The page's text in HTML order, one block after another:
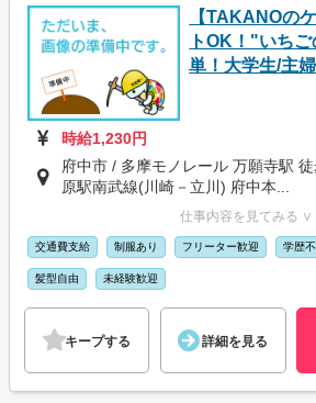
【TAKANOの
トOK！"いち
単！大学生/主
時給1,230円
府中市 / 多摩モノレール 万願寺駅
原駅南武線(川崎－立川) 府中本...
仕事内容を見てみる ∨
交通費支給 制服あり フリーター歓迎 学歴
髪型自由 未経験歓迎
キープする 詳細を見る